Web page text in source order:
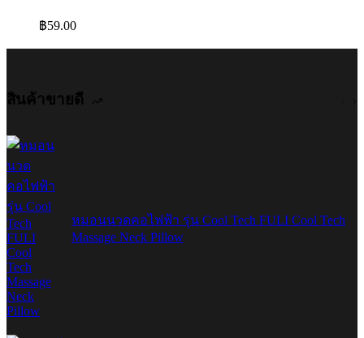
฿59.00
สินค้าขายดี
หมอนนวดคอไฟฟ้า รุ่น Cool Tech FULI Cool Tech
Massage Neck Pillow